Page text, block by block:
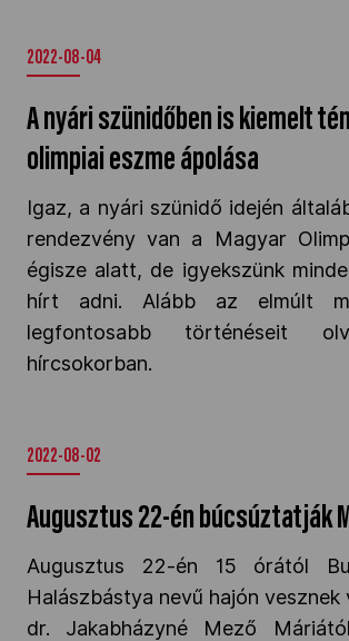
2022-08-04
A nyári szünidőben is kiemelt
olimpiai eszme ápolása
Igaz, a nyári szünidő idején
rendezvény van a Magyar
égisze alatt, de igyekszünk
hírt adni. Alább az elmúlt
legfontosabb történéseit
hírcsokorban.
2022-08-02
Augusztus 22-én búcsúztatják
Augusztus 22-én 15 órától
Halászbástya nevű hajón
dr. Jakabházyné Mező